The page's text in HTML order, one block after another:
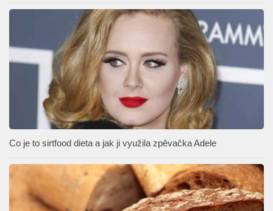
Co je to sirtfood dieta a jak ji využila zpěvačka Adele